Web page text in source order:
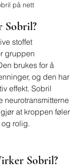
på nett
Sobril?
stoffet
gruppen
brukes for å
og den har
effekt. Sobril
neurotransmitterne
at kroppen føler
rolig.
Sobril?